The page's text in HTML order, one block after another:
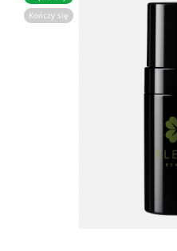
Kończy się